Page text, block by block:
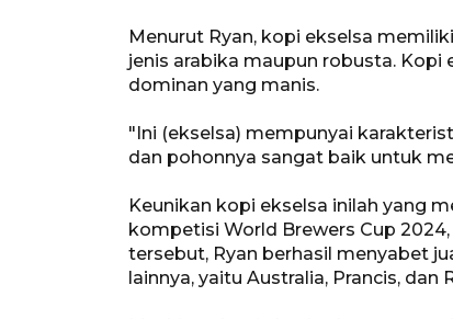
Menurut Ryan, kopi ekselsa
jenis arabika maupun robusta. Kopi
dominan yang manis.
"Ini (ekselsa) mempunyai
dan pohonnya sangat baik untuk
Keunikan kopi ekselsa inilah yang
kompetisi World Brewers Cup
tersebut, Ryan berhasil menyabet
lainnya, yaitu Australia, Prancis, dan